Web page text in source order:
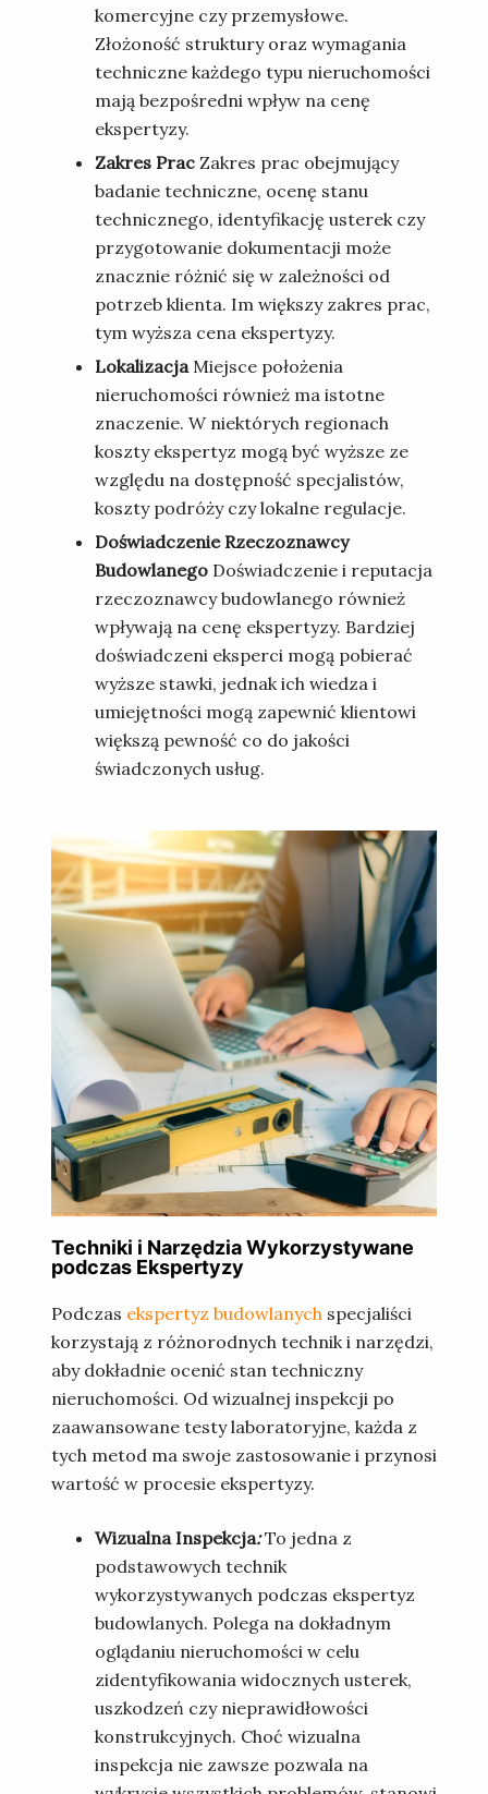
komercyjne czy przemysłowe.
Złożoność struktury oraz wymagania
techniczne każdego typu nieruchomości
mają bezpośredni wpływ na cenę
ekspertyzy.
Zakres PracZakres prac obejmujący
badanie techniczne, ocenę stanu
technicznego, identyfikację usterek czy
przygotowanie dokumentacji może
znacznie różnić się w zależności od
potrzeb klienta. Im większy zakres prac,
tym wyższa cena ekspertyzy.
Lokalizacja Miejsce położenia
nieruchomości również ma istotne
znaczenie. W niektórych regionach
koszty ekspertyz mogą być wyższe ze
względu na dostępność specjalistów,
koszty podróży czy lokalne regulacje.
Doświadczenie Rzeczoznawcy
BudowlanegoDoświadczenie i reputacja
rzeczoznawcy budowlanego również
wpływają na cenę ekspertyzy. Bardziej
doświadczeni eksperci mogą pobierać
wyższe stawki, jednak ich wiedza i
umiejętności mogą zapewnić klientowi
większą pewność co do jakości
świadczonych usług.
Techniki i Narzędzia Wykorzystywane
podczas Ekspertyzy
Podczas ekspertyz budowlanych specjaliści
korzystają z różnorodnych technik i narzędzi,
aby dokładnie ocenić stan techniczny
nieruchomości. Od wizualnej inspekcji po
zaawansowane testy laboratoryjne, każda z
tych metod ma swoje zastosowanie i przynosi
wartość w procesie ekspertyzy.
Wizualna Inspekcja:To jedna z
podstawowych technik
wykorzystywanych podczas ekspertyz
budowlanych. Polega na dokładnym
oglądaniu nieruchomości w celu
zidentyfikowania widocznych usterek,
uszkodzeń czy nieprawidłowości
konstrukcyjnych. Choć wizualna
inspekcja nie zawsze pozwala na